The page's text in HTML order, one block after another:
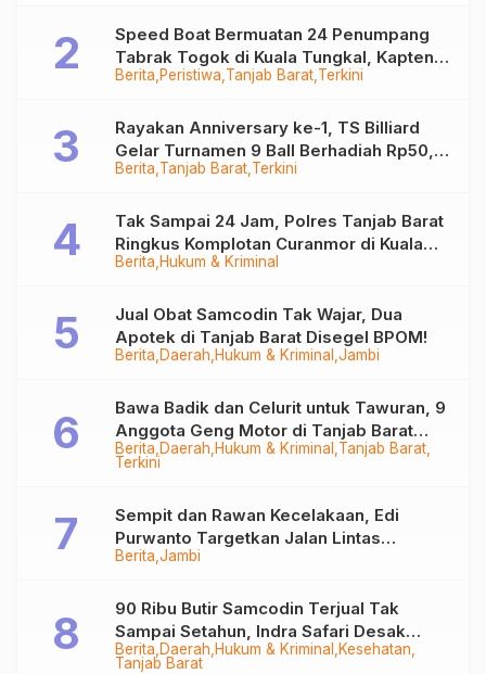
Berita Peristiwa Tanjab Barat Terkini
Speed Boat Bermuatan 24 Penumpang
Tabrak Togok di Kuala Tungkal, Kapten
Sempat Hilang
Berita Tanjab Barat Terkini
Rayakan Anniversary ke-1, TS Billiard
Gelar Turnamen 9 Ball Berhadiah Rp50,8
Juta
Berita Hukum & Kriminal
Tak Sampai 24 Jam, Polres Tanjab Barat
Ringkus Komplotan Curanmor di Kuala
Tungkal
Berita Daerah Hukum & Kriminal Jambi
Jual Obat Samcodin Tak Wajar, Dua
Apotek di Tanjab Barat Disegel BPOM!
Berita Daerah Hukum & Kriminal Tanjab Barat
Terkini
Bawa Badik dan Celurit untuk Tawuran, 9
Anggota Geng Motor di Tanjab Barat
Diringkus
Berita Jambi
Sempit dan Rawan Kecelakaan, Edi
Purwanto Targetkan Jalan Lintas
Tungkal-Jambi Mulus di 2028
Berita Daerah Hukum & Kriminal
Kesehatan
Tanjab Barat
90 Ribu Butir Samcodin Terjual Tak
Sampai Setahun, Indra Safari Desak
Audit Menyeluruh